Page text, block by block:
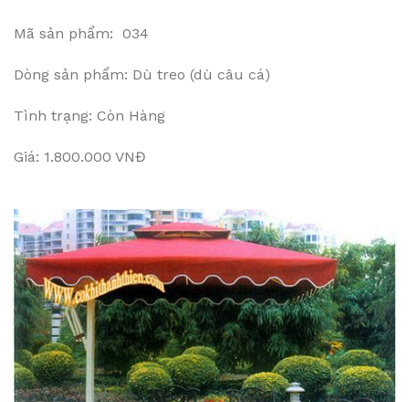
Mã sản phẩm: 034
Dòng sản phẩm: Dù treo (dù câu cá)
Tình trạng: Còn Hàng
Giá: 1.800.000 VNĐ